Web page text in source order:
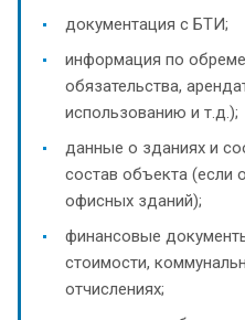
документация с БТИ;
информация по
обязательства,
использованию и т.д.);
данные о зданиях и
состав объекта (если
офисных зданий);
финансовые
стоимости,
отчислениях;